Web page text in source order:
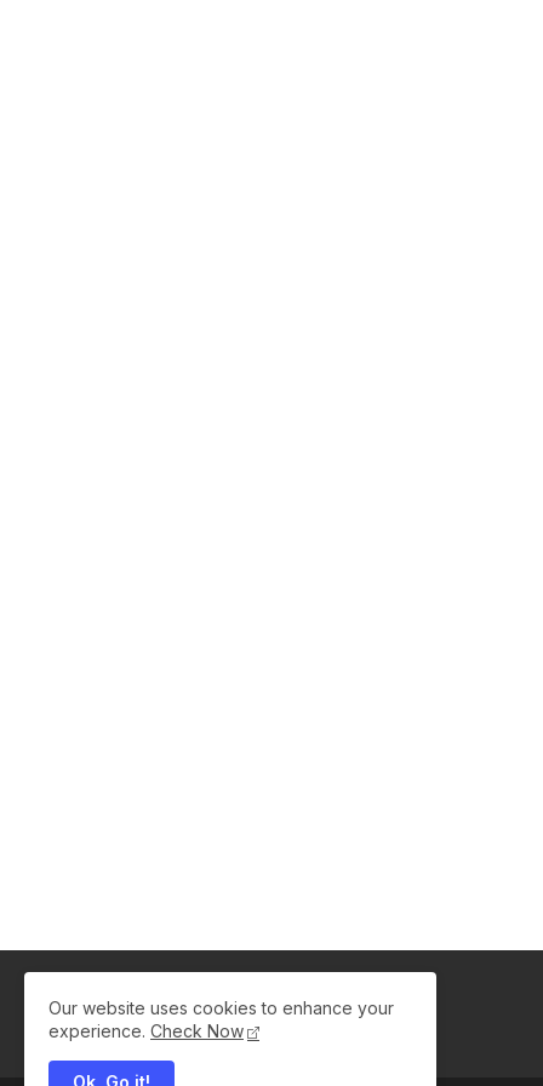
Our website uses cookies to enhance your
experience. Check Now
Ok, Go it!